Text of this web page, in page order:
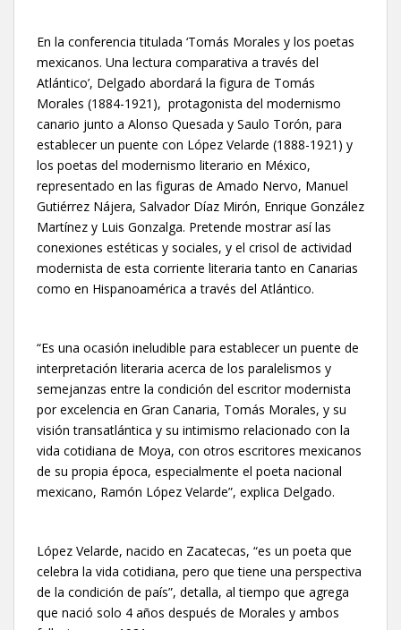
En la conferencia titulada ‘Tomás Morales y los poetas
mexicanos. Una lectura comparativa a través del
Atlántico’, Delgado abordará la figura de Tomás
Morales (1884-1921), protagonista del modernismo
canario junto a Alonso Quesada y Saulo Torón, para
establecer un puente con López Velarde (1888-1921) y
los poetas del modernismo literario en México,
representado en las figuras de Amado Nervo, Manuel
Gutiérrez Nájera, Salvador Díaz Mirón, Enrique González
Martínez y Luis Gonzalga. Pretende mostrar así las
conexiones estéticas y sociales, y el crisol de actividad
modernista de esta corriente literaria tanto en Canarias
como en Hispanoamérica a través del Atlántico.
“Es una ocasión ineludible para establecer un puente de
interpretación literaria acerca de los paralelismos y
semejanzas entre la condición del escritor modernista
por excelencia en Gran Canaria, Tomás Morales, y su
visión transatlántica y su intimismo relacionado con la
vida cotidiana de Moya, con otros escritores mexicanos
de su propia época, especialmente el poeta nacional
mexicano, Ramón López Velarde”, explica Delgado.
López Velarde, nacido en Zacatecas, “es un poeta que
celebra la vida cotidiana, pero que tiene una perspectiva
de la condición de país”, detalla, al tiempo que agrega
que nació solo 4 años después de Morales y ambos